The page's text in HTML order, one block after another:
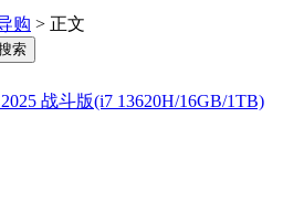
购 > 正文
战斗版(i7 13620H/16GB/1TB)